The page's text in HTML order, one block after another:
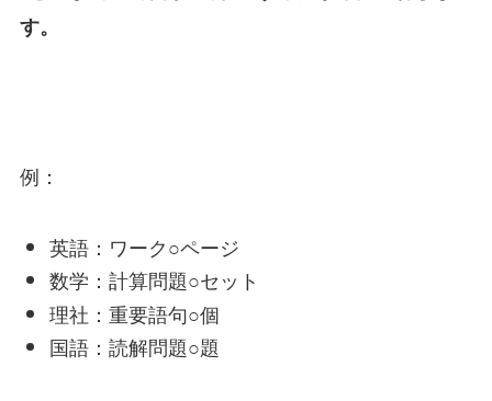
す。
例：
英語：ワーク○ページ
数学：計算問題○セット
理社：重要語句○個
国語：読解問題○題